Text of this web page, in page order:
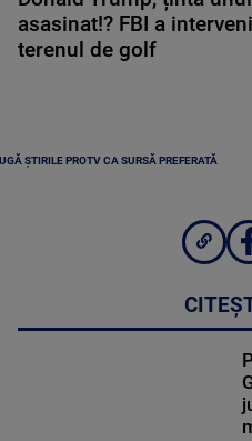
asasinat!? FBI a
terenul de golf
ȘTIRILE PROTV CA SURSĂ PREFERATĂ